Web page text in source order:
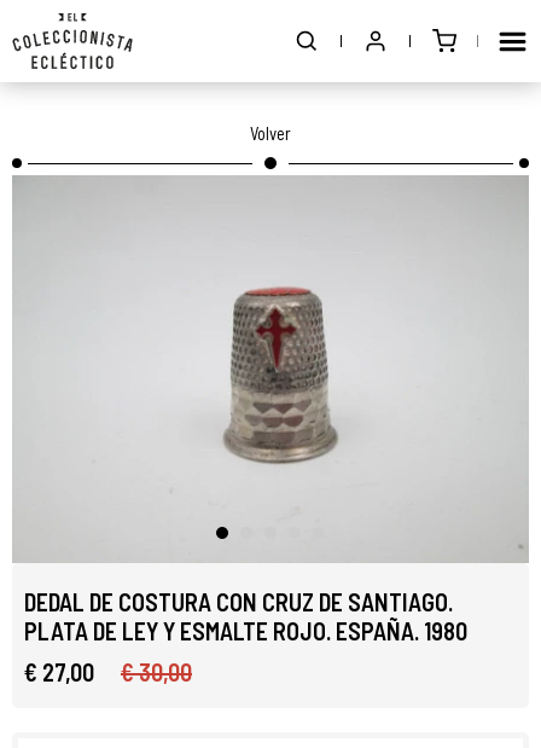
Volver
DEDAL DE COSTURA CON CRUZ DE SANTIAGO.
PLATA DE LEY Y ESMALTE ROJO. ESPAÑA. 1980
€ 27,00
€ 30,00